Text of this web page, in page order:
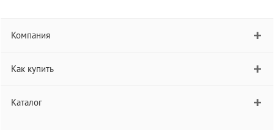
Компания
Как купить
Каталог